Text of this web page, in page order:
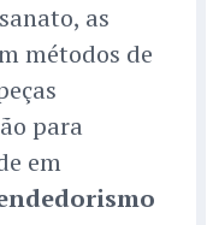
as
métodos de
para
em